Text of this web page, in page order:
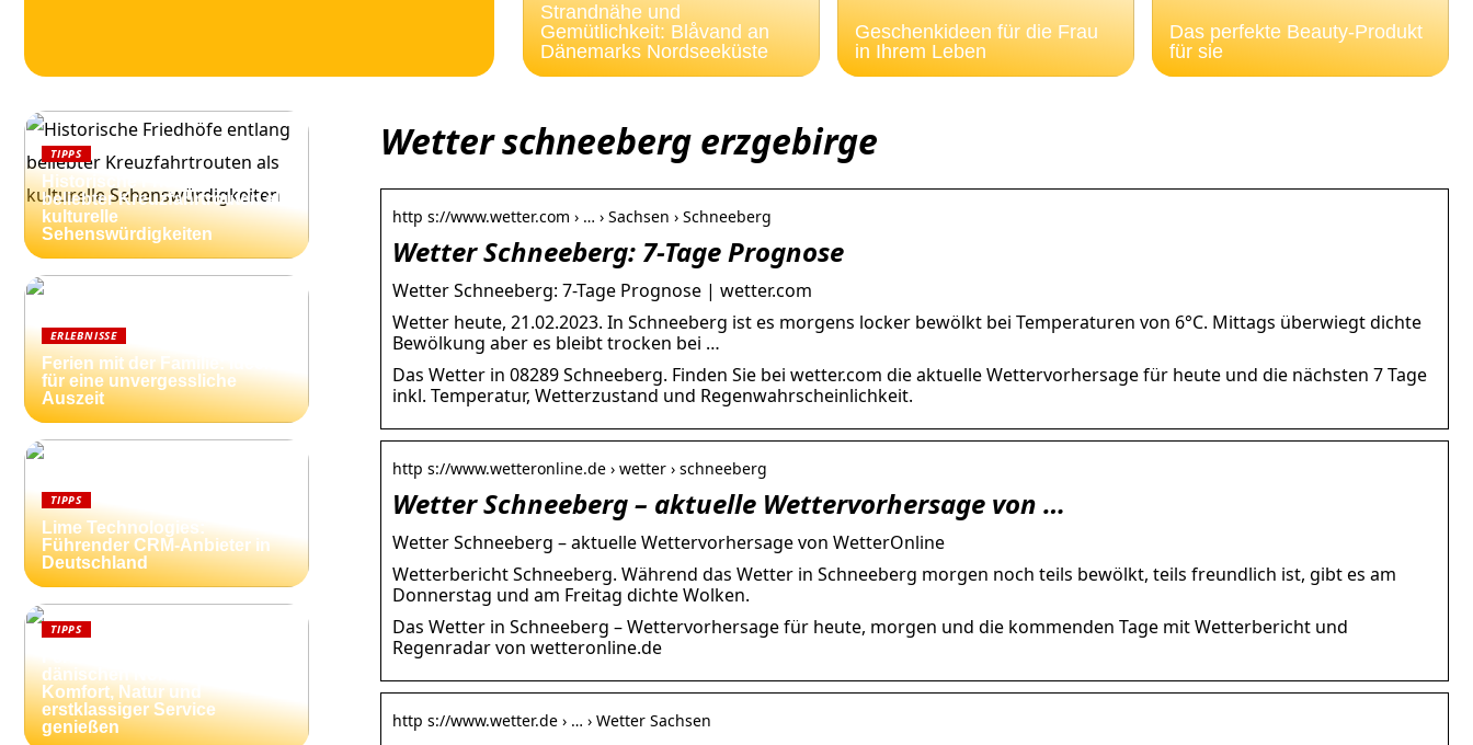
Strandnähe und
Gemütlichkeit: Blåvand an
Dänemarks Nordseeküste
Geschenkideen für die Frau
in Ihrem Leben
Das perfekte Beauty-Produkt
für sie
Wetter schneeberg erzgebirge
http s://www.wetter.com › … › Sachsen › Schneeberg
Wetter Schneeberg: 7-Tage Prognose
Wetter Schneeberg: 7-Tage Prognose | wetter.com
Wetter heute, 21.02.2023. In Schneeberg ist es morgens locker bewölkt bei Temperaturen von 6°C. Mittags überwiegt dichte
Bewölkung aber es bleibt trocken bei …
Das Wetter in 08289 Schneeberg. Finden Sie bei wetter.com die aktuelle Wettervorhersage für heute und die nächsten 7 Tage
inkl. Temperatur, Wetterzustand und Regenwahrscheinlichkeit.
http s://www.wetteronline.de › wetter › schneeberg
Wetter Schneeberg – aktuelle Wettervorhersage von …
Wetter Schneeberg – aktuelle Wettervorhersage von WetterOnline
Wetterbericht Schneeberg. Während das Wetter in Schneeberg morgen noch teils bewölkt, teils freundlich ist, gibt es am
Donnerstag und am Freitag dichte Wolken.
Das Wetter in Schneeberg – Wettervorhersage für heute, morgen und die kommenden Tage mit Wetterbericht und
Regenradar von wetteronline.de
http s://www.wetter.de › … › Wetter Sachsen
TIPPS
Historische Friedhöfe entlang
beliebter Kreuzfahrtrouten als
kulturelle
Sehenswürdigkeiten
ERLEBNISSE
Ferien mit der Familie: Ideen
für eine unvergessliche
Auszeit
TIPPS
Lime Technologies:
Führender CRM-Anbieter in
Deutschland
TIPPS
dänischen Nordseeküste:
Komfort, Natur und
erstklassiger Service
genießen